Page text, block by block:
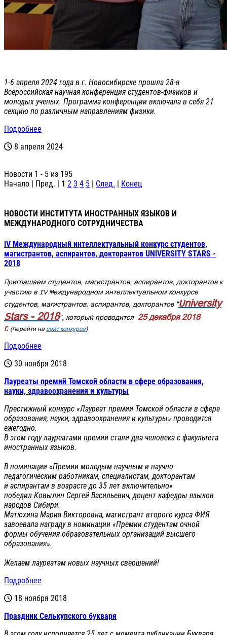
1-6 апреля 2024 года в г. Новосибирске прошла 28-я
Всероссийская научная конференция студентов-физиков и
молодых ученых. Программа конференции включала в себя 21
секцию по различным направлениям физики.
Подробнее
8 апреля 2024
Новости 1 - 5 из 195
Начало | Пред. | 1 2 3 4 5 | След. | Конец
НОВОСТИ ИНСТИТУТА ИНОСТРАННЫХ ЯЗЫКОВ И
МЕЖДУНАРОДНОГО СОТРУДНИЧЕСТВА
IV Международный интеллектуальный конкурс студентов,
магистрантов, аспирантов, докторантов UNIVERSITY STARS -
2018
Приглашаем студентов, магистрантов, аспирантов, докторантов к
участию в IV Международном интеллектуальном конкурсе
студентов, магистрантов, аспирантов, докторантов "University
Stars - 2018", который проводится 25 декабря 2018
г. (Перейти на сайт конкурса)
Подробнее
30 ноября 2018
Лауреаты премий Томской области в сфере образования,
науки, здравоохранения и культуры
Престижный конкурс «Лауреат премии Томской области в сфере
образования, науки, здравоохранения и культуры» проводится
ежегодно.
В этом году лауреатами премии стали два человека с факультета
иностранных языков.
В номинации «Премии молодым научным и научно-
педагогическим работникам, специалистам, докторантам
и аспирантам в возрасте до 35 лет включительно»
победил Ковылин Сергей Васильевич, доцент кафедры языков
народов Сибири.
Матюхина Мария Викторовна, магистрант второго курса ФИЯ
завоевала награду в номинации «Премии студентам очной
формы обучения образовательных организаций высшего
образования».
Желаем лауреатам новых научных свершений!
Подробнее
18 ноября 2018
Праздник Селькупского букваря